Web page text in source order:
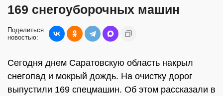
169 снегоуборочных машин
Поделиться
новостью:
Сегодня днем Саратовскую область накрыл
снегопад и мокрый дождь. На очистку дорог
выпустили 169 спецмашин. Об этом рассказали в